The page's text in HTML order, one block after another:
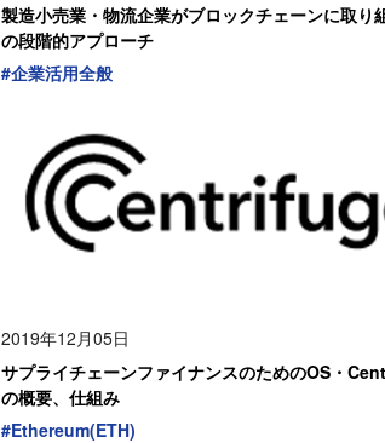
製造小売業・物流企業がブロックチェーンに取り
の段階的アプローチ
#企業活用全般
2019年12月05日
サプライチェーンファイナンスのためのOS・
の概要、仕組み
#Ethereum(ETH)